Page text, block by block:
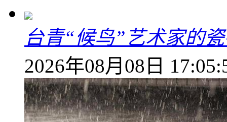
台青“候鸟”艺术家的
2026年08月08日